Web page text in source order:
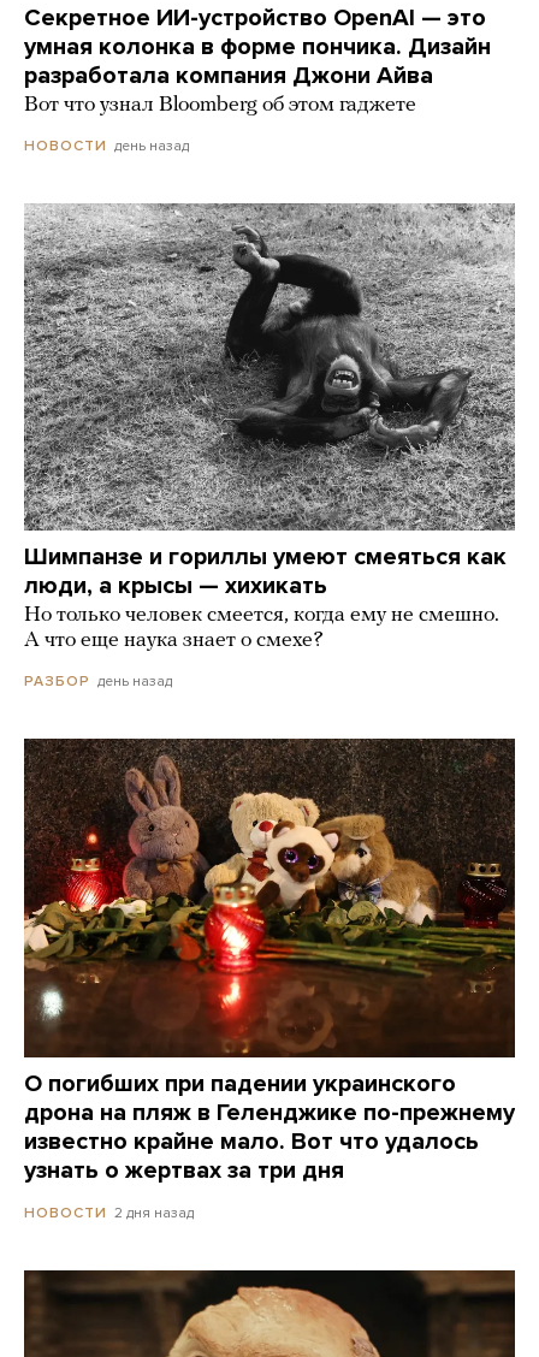
Секретное ИИ-устройство OpenAI — это
умная колонка в форме пончика. Дизайн
разработала компания Джони Айва
Вот что узнал Bloomberg об этом гаджете
НОВОСТИ день назад
Шимпанзе и гориллы умеют смеяться как
люди, а крысы — хихикать
Но только человек смеется, когда ему не смешно.
А что еще наука знает о смехе?
РАЗБОР день назад
О погибших при падении украинского
дрона на пляж в Геленджике по-прежнему
известно крайне мало. Вот что удалось
узнать о жертвах за три дня
НОВОСТИ 2 дня назад